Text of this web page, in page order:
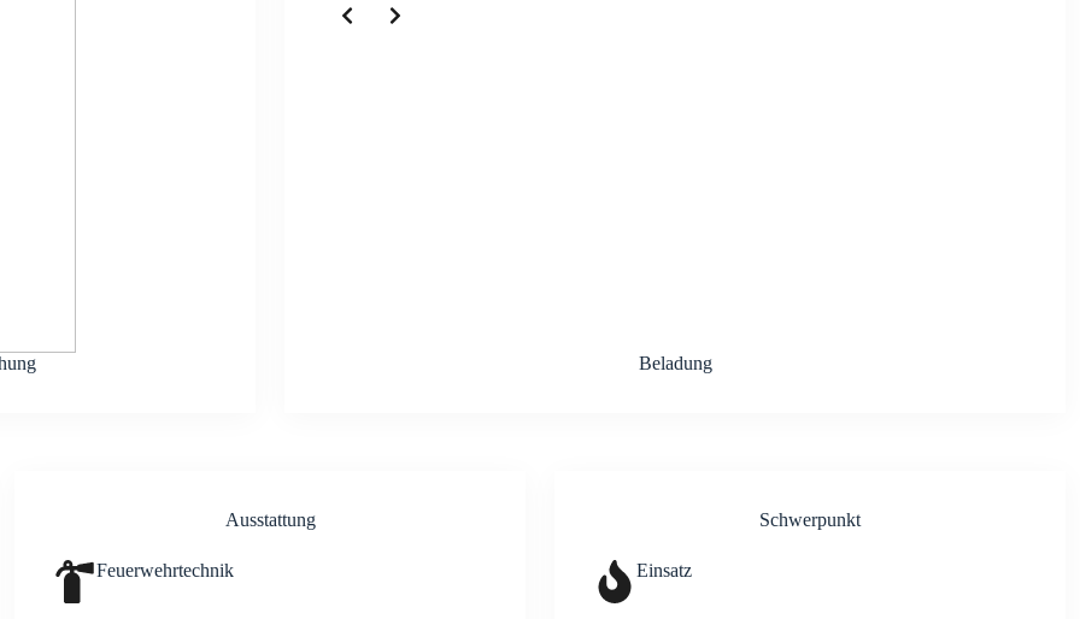
Bela­dung
Aus­stat­tung
Feu­er­wehr­tech­nik
Schwer­punkt
Ein­satz